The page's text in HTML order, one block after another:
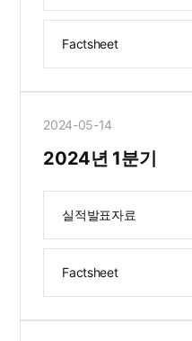
Factsheet
2024-05-14
2024년 1분기
실적발표자료
Factsheet